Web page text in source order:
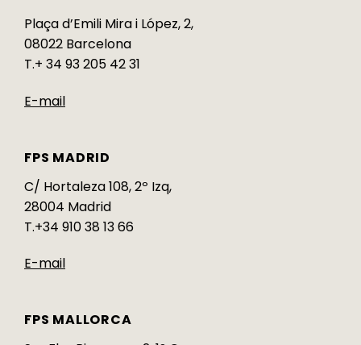
Plaça d’Emili Mira i López, 2,
08022 Barcelona
T.+ 34 93 205 42 31
E-mail
FPS MADRID
C/ Hortaleza 108, 2º Izq,
28004 Madrid
T.+34 910 38 13 66
E-mail
FPS MALLORCA